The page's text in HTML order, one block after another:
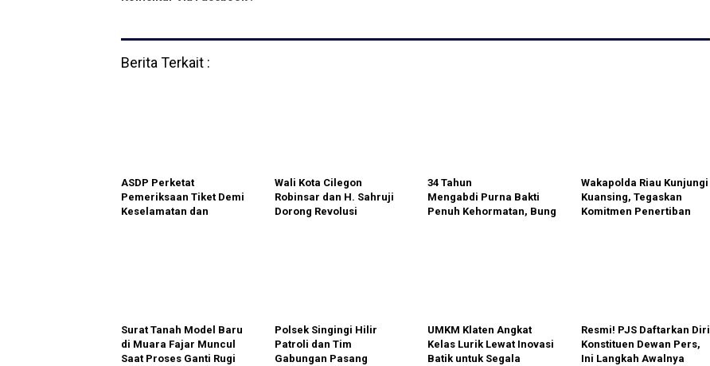
Berita Terkait :
ASDP Perketat
Pemeriksaan Tiket Demi
Keselamatan dan
Wali Kota Cilegon
Robinsar dan H. Sahruji
Dorong Revolusi
34 Tahun
Mengabdi Purna Bakti
Penuh Kehormatan, Bung
Wakapolda Riau Kunjungi
Kuansing, Tegaskan
Komitmen Penertiban
Surat Tanah Model Baru
di Muara Fajar Muncul
Saat Proses Ganti Rugi
Polsek Singingi Hilir
Patroli dan Tim
Gabungan Pasang
UMKM Klaten Angkat
Kelas Lurik Lewat Inovasi
Batik untuk Segala
Resmi! PJS Daftarkan Diri
Konstituen Dewan Pers,
Ini Langkah Awalnya